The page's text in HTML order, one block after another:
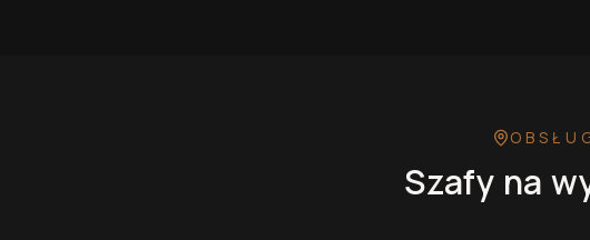
Szafy na